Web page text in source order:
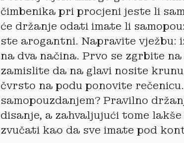
čimbenika pri procjeni jeste li
će držanje odati imate li
ste arogantni. Napravite vježbu:
na dva načina. Prvo se zgrbite
zamislite da na glavi nosite
čvrsto na podu ponovite
samopouzdanjem? Pravilno
disanje, a zahvaljujući tome
zvučati kao da sve imate pod